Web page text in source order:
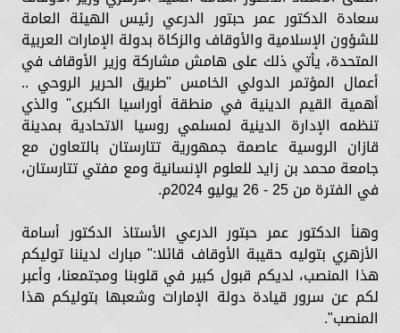
سعادة الدكتور عمر حبتور الدرعي رئيس الهيئة العامة
للشؤون الإسلامية والأوقاف والزكاة بدولة الإمارات العربية
المتحدة، يأتي ذلك على هامش مشاركة وزير الأوقاف في
أعمال المؤتمر الدولي الخامس "طريق الحرير الروحي ..
أهمية القيم الدينية في منطقة أوراسيا الكبرى" والذي
تنظمه الإدارة الدينية لمسلمي روسيا الاتحادية بمدينة
قازان الروسية عاصمة جمهورية تتارستان بالتعاون مع
جامعة محمد بن زايد للعلوم الإنسانية ومع مفتي تتارستان،
في الفترة من 25 - 26 يوليو 2024م.
وهنأ الدكتور عمر حبتور الدرعي الأستاذ الدكتور أسامة
الأزهري بتوليه حقيبة الأوقاف قائلا:" مبارك لديننا توليكم
هذا المنصب، لديكم قبول كبير في قلوبنا ومجتمعنا، وأعبر
لكم عن سرور قيادة دولة الإمارات وشعبها بتوليكم هذا
المنصب".